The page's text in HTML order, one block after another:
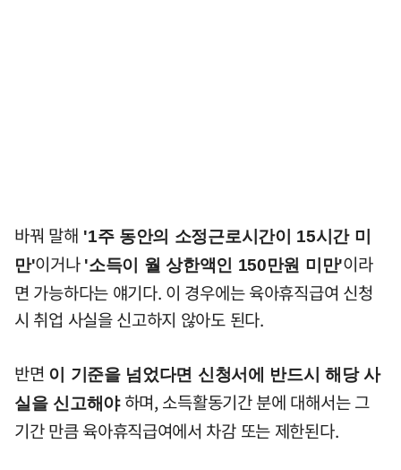
바꿔 말해 '1주 동안의 소정근로시간이 15시간 미
만'이거나 '소득이 월 상한액인 150만원 미만'이라
면 가능하다는 얘기다. 이 경우에는 육아휴직급여 신청
시 취업 사실을 신고하지 않아도 된다.
반면 이 기준을 넘었다면 신청서에 반드시 해당 사
실을 신고해야하며, 소득활동기간 분에 대해서는 그
기간 만큼 육아휴직급여에서 차감 또는 제한된다.